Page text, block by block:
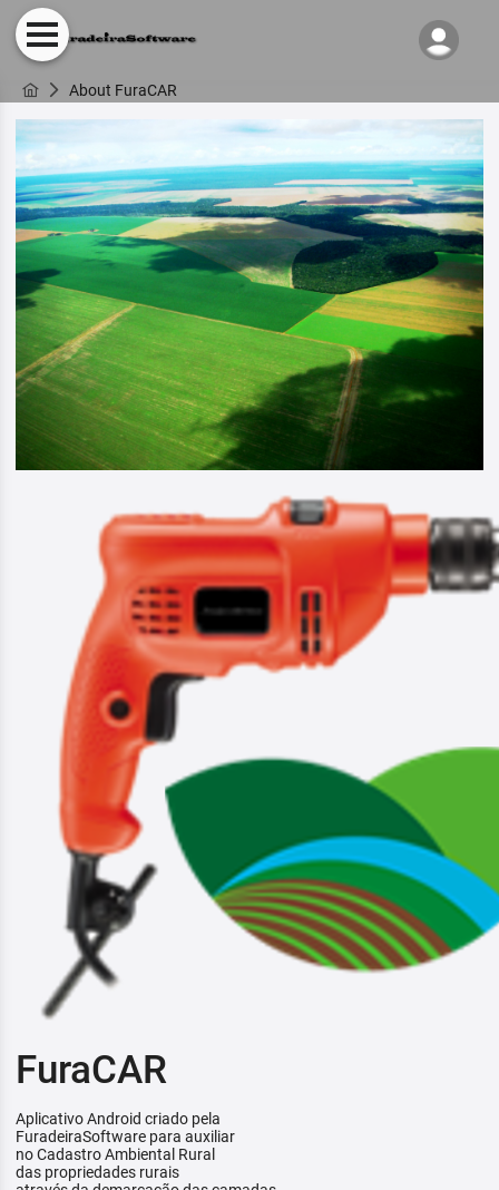
About FuraCAR
FuraCAR
Aplicativo Android criado pela
FuradeiraSoftware para auxiliar
no Cadastro Ambiental Rural
das propriedades rurais